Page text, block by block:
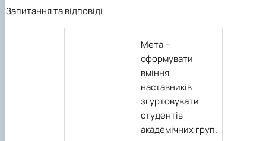
Запитання та відповіді
Мета–
сформувати
вміння
наставників
згуртовувати
студентів
академічних груп.